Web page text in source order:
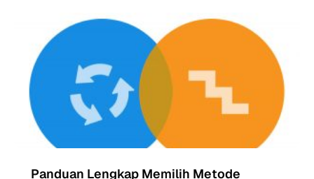
Panduan Lengkap Memilih Metode